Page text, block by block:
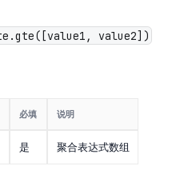
value2])
必填 说明
是 聚合表达式数组